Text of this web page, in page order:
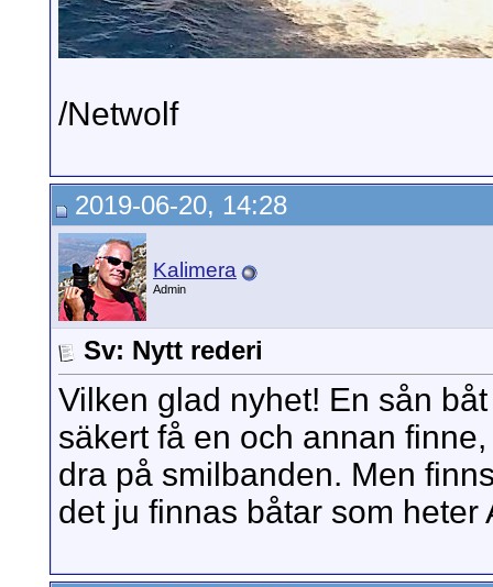
/Netwolf
2019-06-20, 14:28
Kalimera
Admin
Sv: Nytt rederi
Vilken glad nyhet! En sån
säkert få en och annan
dra på smilbanden. Men
det ju finnas båtar som heter